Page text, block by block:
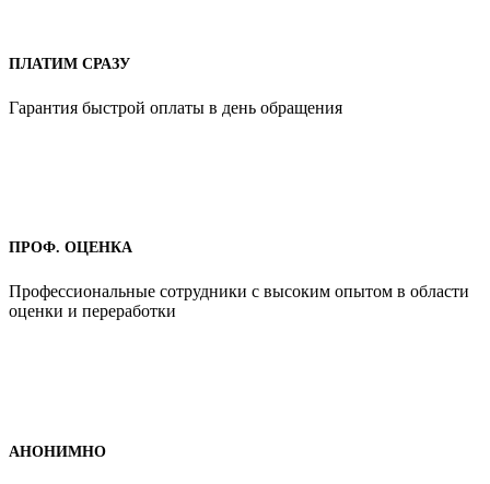
ПЛАТИМ СРАЗУ
Гарантия быстрой оплаты в день обращения
ПРОФ. ОЦЕНКА
Профессиональные сотрудники с высоким опытом в области
оценки и переработки
АНОНИМНО